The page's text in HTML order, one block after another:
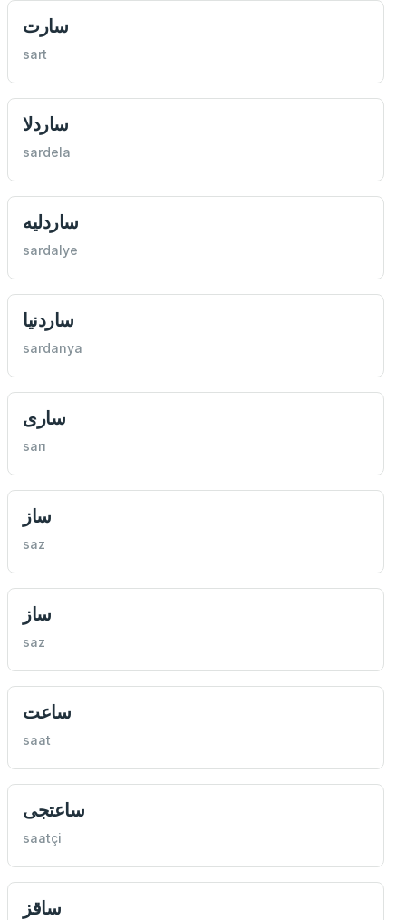
سارت
sart
ساردلا
sardela
ساردليه
sardalye
ساردنيا
sardanya
ساری
sarı
ساز
saz
ساز
saz
ساعت
saat
ساعتجی
saatçi
ساقز